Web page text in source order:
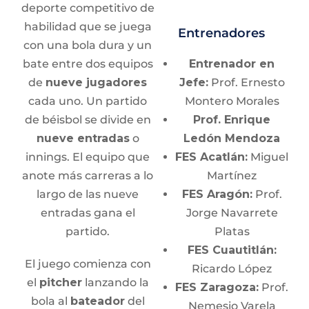
FES Acatlán | Lunes a viernes de 13:00 a 17:00
horas.
Guillermo Ismael Estrada Cantón
Atletismo todas las especialidades
FES Acatlán | Lunes a viernes de 13:00 a 17:00
Diana Verónica Ambriz Flores
FES Iztacala | Lunes a viernes de 10:00 a 13:00
Claudia Becerril Rivera
Lanzamientos
puntos.
Empate al final del
tiempo: se juega
un tiempo extra
donde gana el
primer equipo en
anotar 2 puntos.
Jugabilidad
El equipo que
recibe una falta
lanza1 tiro libre
detrás de la línea de
triple, lanza2 tiros
libres.
deporte competitivo de
habilidad que se juega
con una bola dura y un
bate entre dos equipos
de nueve jugadores
cada uno. Un partido
de béisbol se divide en
nueve entradaso
innings. El equipo que
anote más carreras a lo
largo de las nueve
entradas gana el
partido.
El juego comienza con
el pitcherlanzando la
bola al bateadordel
Entrenadores
Entrenador en
Jefe:Prof. Ernesto
Montero Morales
Prof. Enrique
Ledón Mendoza
FES Acatlán: Miguel
Martínez
FES Aragón:Prof.
Jorge Navarrete
Platas
FES Cuautitlán:
Ricardo López
FES Zaragoza: Prof.
Nemesio Varela